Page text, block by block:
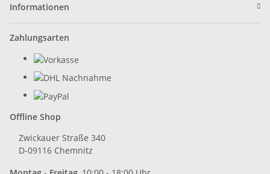
Informationen
Zahlungsarten
Offline Shop
Zwickauer Straße 340
D-09116 Chemnitz